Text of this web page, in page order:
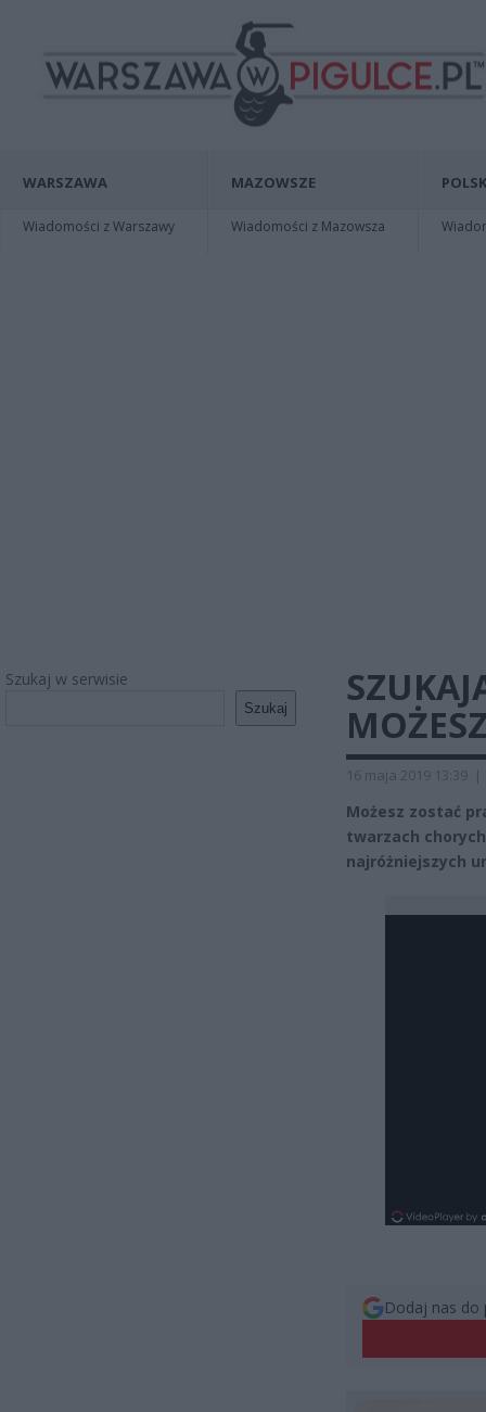
WARSZAWA
Wiadomości z Warszawy
MAZOWSZE
Wiadomości z Mazowsza
Szukaj w serwisie
Szukaj
16 maja 2019 13:39 |
Możesz zostać
twarzach
najróżniejszych
Dodaj nas do